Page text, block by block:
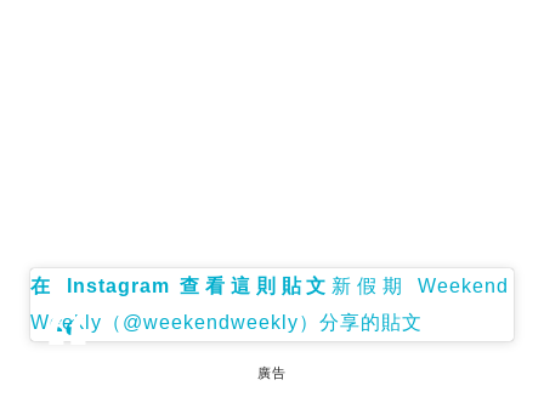
在 Instagram 查看這則貼文 新假期 Weekend
Weekly（@weekendweekly）分享的貼文
廣告